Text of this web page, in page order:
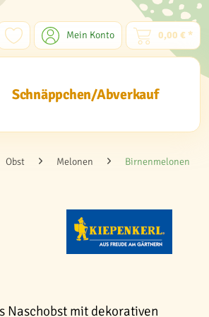
Mein Konto 0,00 € *
Schnäppchen/Abverkauf
Obst Melonen Birnenmelonen
Naschobst mit dekorativen